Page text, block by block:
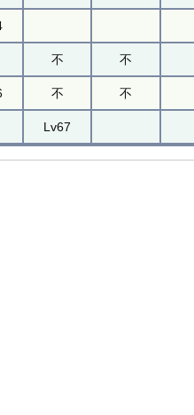
不 不
不 不
Lv67